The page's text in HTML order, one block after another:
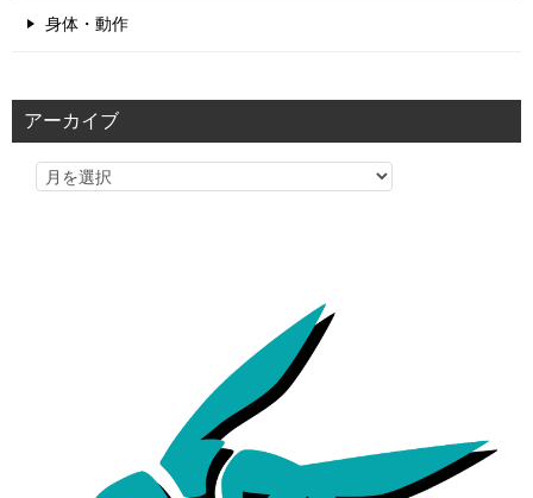
身体・動作
アーカイブ